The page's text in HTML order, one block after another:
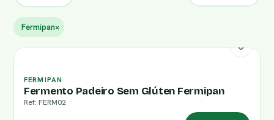
Fermipan×
FERMIPAN
Fermento Padeiro Sem Glúten Fermipan
Ref: FERM02